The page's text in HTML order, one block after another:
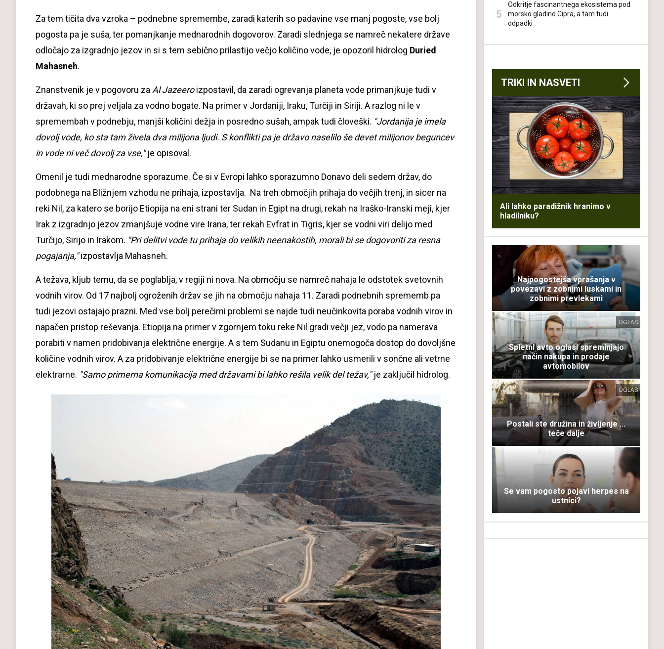
Za tem tičita dva vzroka – podnebne spremembe, zaradi katerih so padavine vse manj pogoste, vse bolj
pogosta pa je suša, ter pomanjkanje mednarodnih dogovorov. Zaradi slednjega se namreč nekatere države
odločajo za izgradnjo jezov in si s tem sebično prilastijo večjo količino vode, je opozoril hidrolog Duried
Mahasneh.
Znanstvenik je v pogovoru za Al Jazeeroizpostavil, da zaradi ogrevanja planeta vode primanjkuje tudi v
državah, ki so prej veljala za vodno bogate. Na primer v Jordaniji, Iraku, Turčiji in Siriji. A razlog ni le v
spremembah v podnebju, manjši količini dežja in posredno sušah, ampak tudi človeški. "Jordanija je imela
dovolj vode, ko sta tam živela dva milijona ljudi. S konflikti pa je državo naselilo še devet milijonov beguncev
in vode ni več dovolj za vse,"je opisoval.
Omenil je tudi mednarodne sporazume. Če si v Evropi lahko sporazumno Donavo deli sedem držav, do
podobnega na Bližnjem vzhodu ne prihaja, izpostavlja. Na treh območjih prihaja do večjih trenj, in sicer na
reki Nil, za katero se borijo Etiopija na eni strani ter Sudan in Egipt na drugi, rekah na Iraško-Iranski meji, kjer
Irak z izgradnjo jezov zmanjšuje vodne vire Irana, ter rekah Evfrat in Tigris, kjer se vodni viri delijo med
Turčijo, Sirijo in Irakom. "Pri delitvi vode tu prihaja do velikih neenakostih, morali bi se dogovoriti za resna
pogajanja,"izpostavlja Mahasneh.
A težava, kljub temu, da se poglablja, v regiji ni nova. Na območju se namreč nahaja le odstotek svetovnih
vodnih virov. Od 17 najbolj ogroženih držav se jih na območju nahaja 11. Zaradi podnebnih sprememb pa
tudi jezovi ostajajo prazni. Med vse bolj perečimi problemi se najde tudi neučinkovita poraba vodnih virov in
napačen pristop reševanja. Etiopija na primer v zgornjem toku reke Nil gradi večji jez, vodo pa namerava
porabiti v namen pridobivanja električne energije. A s tem Sudanu in Egiptu onemogoča dostop do dovoljšne
količine vodnih virov. A za pridobivanje električne energije bi se na primer lahko usmerili v sončne ali vetrne
elektrarne. "Samo primerna komunikacija med državami bi lahko rešila velik del težav,"je zaključil hidrolog.
Odkritje fascinantnega ekosistema pod
morsko gladino Cipra, a tam tudi
odpadki
TRIKI IN NASVETI
Ali lahko paradižnik hranimo v
hladilniku?
Najpogostejša vprašanja v
povezavi z zobnimi luskami in
zobnimi prevlekami
OGLAS
Spletni avto oglasi spreminjajo
način nakupa in prodaje
avtomobilov
OGLAS
Postali ste družina in življenje ...
teče dalje
Se vam pogosto pojavi herpes na
ustnici?